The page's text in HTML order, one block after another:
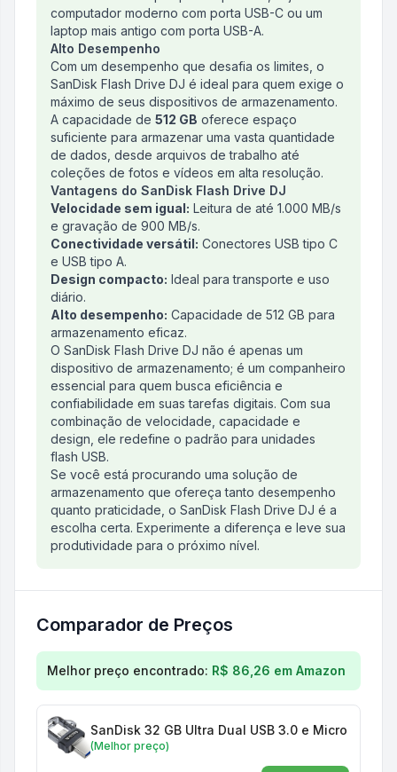
computador moderno com porta USB-C ou um
laptop mais antigo com porta USB-A.
Alto Desempenho
Com um desempenho que desafia os limites, o
SanDisk Flash Drive DJ é ideal para quem exige o
máximo de seus dispositivos de armazenamento.
A capacidade de 512 GB oferece espaço
suficiente para armazenar uma vasta quantidade
de dados, desde arquivos de trabalho até
coleções de fotos e vídeos em alta resolução.
Vantagens do SanDisk Flash Drive DJ
Velocidade sem igual: Leitura de até 1.000 MB/s
e gravação de 900 MB/s.
Conectividade versátil: Conectores USB tipo C
e USB tipo A.
Design compacto: Ideal para transporte e uso
diário.
Alto desempenho: Capacidade de 512 GB para
armazenamento eficaz.
O SanDisk Flash Drive DJ não é apenas um
dispositivo de armazenamento; é um companheiro
essencial para quem busca eficiência e
confiabilidade em suas tarefas digitais. Com sua
combinação de velocidade, capacidade e
design, ele redefine o padrão para unidades
flash USB.
Se você está procurando uma solução de
armazenamento que ofereça tanto desempenho
quanto praticidade, o SanDisk Flash Drive DJ é a
escolha certa. Experimente a diferença e leve sua
produtividade para o próximo nível.
Comparador de Preços
Comparação de preços para SanDisk Flash Drive
Melhor preço encontrado: R$ 86,26 em Amazon
SanDisk 32 GB Ultra Dual USB 3.0 e Micro USB
(Melhor preço)